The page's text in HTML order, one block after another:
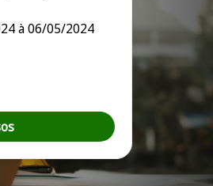
à 06/05/2024